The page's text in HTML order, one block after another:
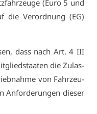
(Eu­ro 5 und
die Ver­ord­nung (EG)
dass nach Art. 4 III
die Zu­las­
von Fahr­zeu­
An­for­de­run­gen die­ser